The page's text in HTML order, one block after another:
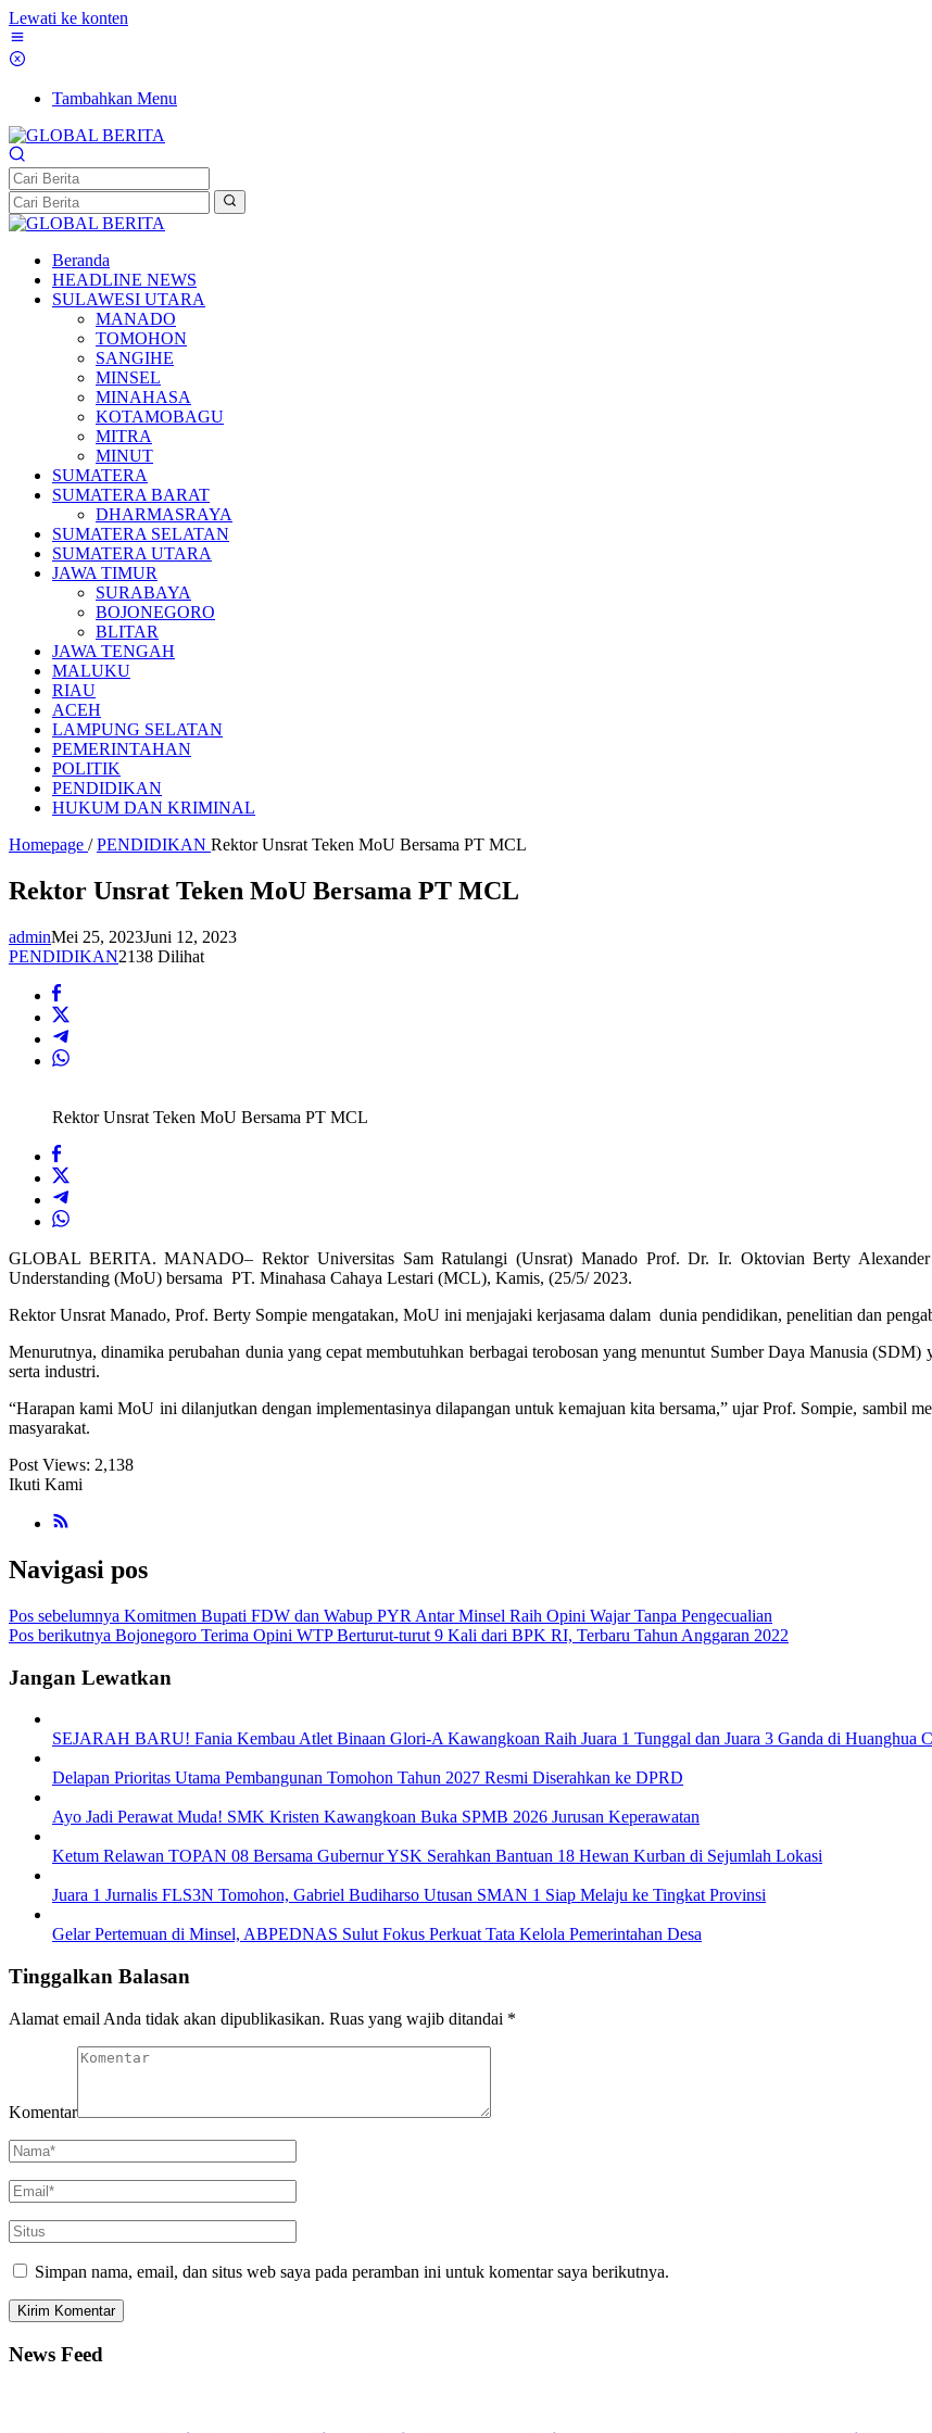
Lewati ke konten
Tambahkan Menu
Beranda
HEADLINE NEWS
SULAWESI UTARA
MANADO
TOMOHON
SANGIHE
MINSEL
MINAHASA
KOTAMOBAGU
MITRA
MINUT
SUMATERA
SUMATERA BARAT
DHARMASRAYA
SUMATERA SELATAN
SUMATERA UTARA
JAWA TIMUR
SURABAYA
BOJONEGORO
BLITAR
JAWA TENGAH
MALUKU
RIAU
ACEH
LAMPUNG SELATAN
PEMERINTAHAN
POLITIK
PENDIDIKAN
HUKUM DAN KRIMINAL
Homepage / PENDIDIKAN Rektor Unsrat Teken MoU Bersama PT MCL
Rektor Unsrat Teken MoU Bersama PT MCL
adminMei 25, 2023Juni 12, 2023
PENDIDIKAN2138 Dilihat
Rektor Unsrat Teken MoU Bersama PT MCL
GLOBAL BERITA. MANADO– Rektor Universitas Sam Ratulangi (Unsrat) Manado Prof. Dr. Ir. Oktovian Berty Alexander
Understanding (MoU) bersama PT. Minahasa Cahaya Lestari (MCL), Kamis, (25/5/ 2023.
Rektor Unsrat Manado, Prof. Berty Sompie mengatakan, MoU ini menjajaki kerjasama dalam dunia pendidikan, penelitian dan
Menurutnya, dinamika perubahan dunia yang cepat membutuhkan berbagai terobosan yang menuntut Sumber Daya Manusia
serta industri.
“Harapan kami MoU ini dilanjutkan dengan implementasinya dilapangan untuk kemajuan kita bersama,” ujar Prof. Sompie, sambil
masyarakat.
Post Views: 2,138
Ikuti Kami
Navigasi pos
Pos sebelumnya Komitmen Bupati FDW dan Wabup PYR Antar Minsel Raih Opini Wajar Tanpa Pengecualian
Pos berikutnya Bojonegoro Terima Opini WTP Berturut-turut 9 Kali dari BPK RI, Terbaru Tahun Anggaran 2022
Jangan Lewatkan
SEJARAH BARU! Fania Kembau Atlet Binaan Glori-A Kawangkoan Raih Juara 1 Tunggal dan Juara 3 Ganda di Huanghua
Delapan Prioritas Utama Pembangunan Tomohon Tahun 2027 Resmi Diserahkan ke DPRD
Ayo Jadi Perawat Muda! SMK Kristen Kawangkoan Buka SPMB 2026 Jurusan Keperawatan
Ketum Relawan TOPAN 08 Bersama Gubernur YSK Serahkan Bantuan 18 Hewan Kurban di Sejumlah Lokasi
Juara 1 Jurnalis FLS3N Tomohon, Gabriel Budiharso Utusan SMAN 1 Siap Melaju ke Tingkat Provinsi
Gelar Pertemuan di Minsel, ABPEDNAS Sulut Fokus Perkuat Tata Kelola Pemerintahan Desa
Tinggalkan Balasan
Alamat email Anda tidak akan dipublikasikan. Ruas yang wajib ditandai *
Komentar
Simpan nama, email, dan situs web saya pada peramban ini untuk komentar saya berikutnya.
News Feed